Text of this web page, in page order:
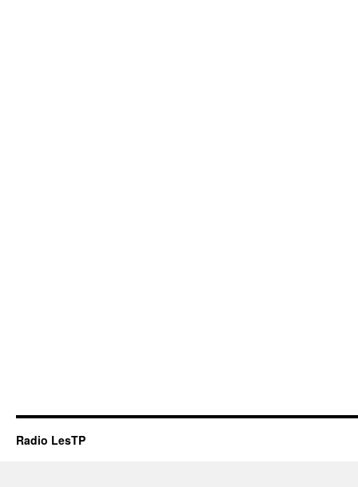
Radio LesTP